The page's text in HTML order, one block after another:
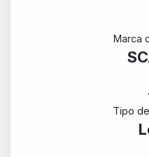
Marca
Tipo